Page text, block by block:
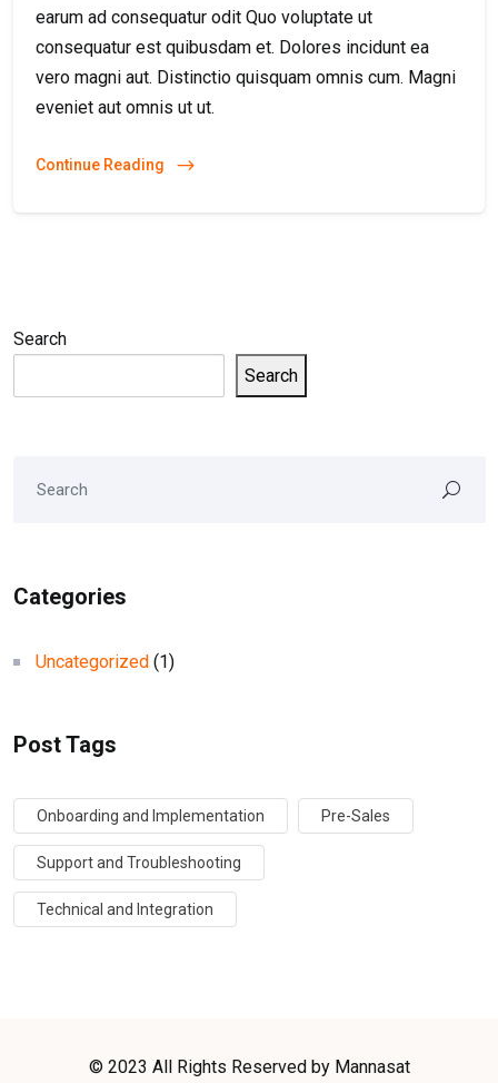
earum ad consequatur odit Quo voluptate ut
consequatur est quibusdam et. Dolores incidunt ea
vero magni aut. Distinctio quisquam omnis cum. Magni
eveniet aut omnis ut ut.
Continue Reading
Search
Search
Categories
Uncategorized (1)
Post Tags
Onboarding and Implementation Pre-Sales
Support and Troubleshooting
Technical and Integration
© 2023 All Rights Reserved by Mannasat